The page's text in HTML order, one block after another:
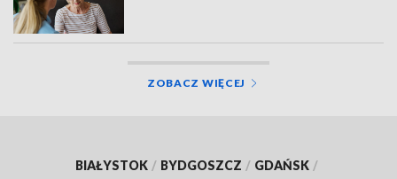
ZOBACZ WIĘCEJ
BIAŁYSTOK / BYDGOSZCZ / GDAŃSK /